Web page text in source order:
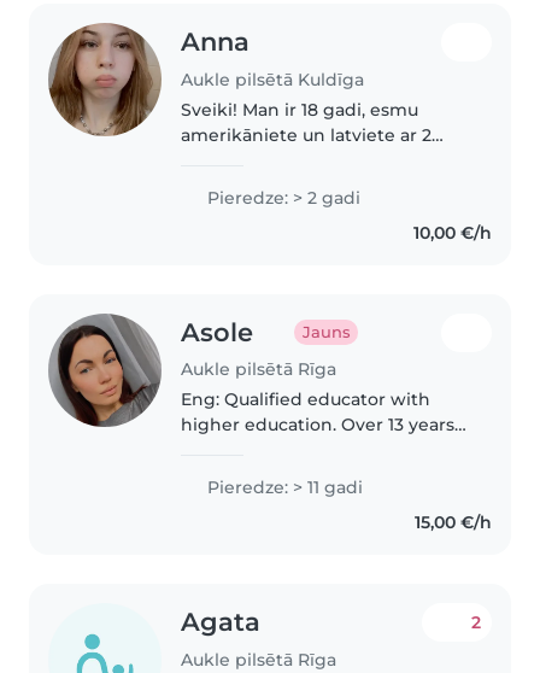
Anna
Aukle pilsētā Kuldīga
Sveiki! Man ir 18 gadi, esmu
amerikāniete un latviete ar 2
spēlēt spēles, nodarboties ar
mākslu un rokdarbiem, skatīties
Pieredze: > 2 gadi
10,00 €/h
Asole Jauns
Aukle pilsētā Rīga
Eng: Qualified educator with
higher education. Over 13 years
children aged 0–15. Experienced
in working with VIP/HNW
Pieredze: > 11 gadi
15,00 €/h
Agata
Aukle pilsētā Rīga
2